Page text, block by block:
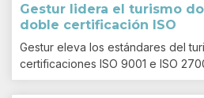
Gestur lidera el turismo
doble certificación ISO
Gestur eleva los estándares del
certificaciones ISO 9001 e ISO